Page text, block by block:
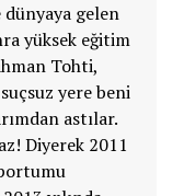
dünyaya gelen
yüksek eğitim
Tohti,
yere beni
astılar.
Diyerek 2011